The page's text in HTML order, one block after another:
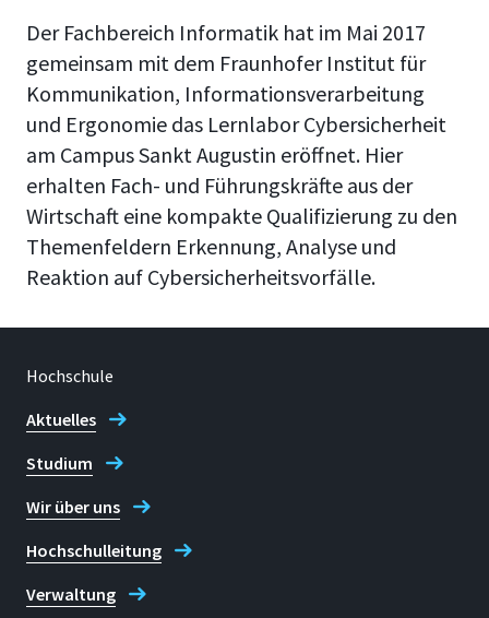
Der Fachbereich Informatik hat im Mai 2017
gemeinsam mit dem Fraunhofer Institut für
Kommunikation, Informationsverarbeitung
und Ergonomie das Lernlabor Cybersicherheit
am Campus Sankt Augustin eröffnet. Hier
erhalten Fach- und Führungskräfte aus der
Wirtschaft eine kompakte Qualifizierung zu den
Themenfeldern Erkennung, Analyse und
Reaktion auf Cybersicherheitsvorfälle.
Hochschule
Aktuelles
Studium
Wir über uns
Hochschulleitung
Verwaltung